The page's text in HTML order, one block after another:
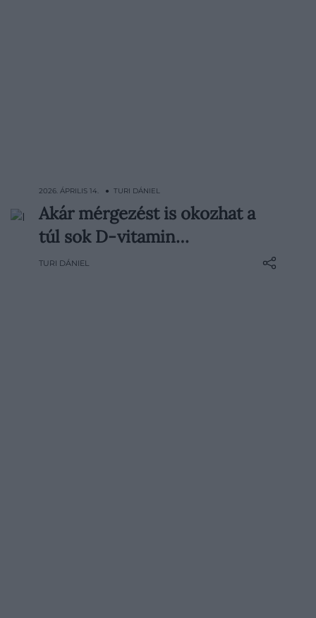
A D-vitamint sokan továbbra is afféle
biztos védőhálónak tekintik, pedig a hiány
mellett a túlzott bevitel is komoly
2026. ÁPRILIS 14. ● TURI DÁNIEL
Akár mérgezést is okozhat a
túl sok D-vitamin…
TURI DÁNIEL